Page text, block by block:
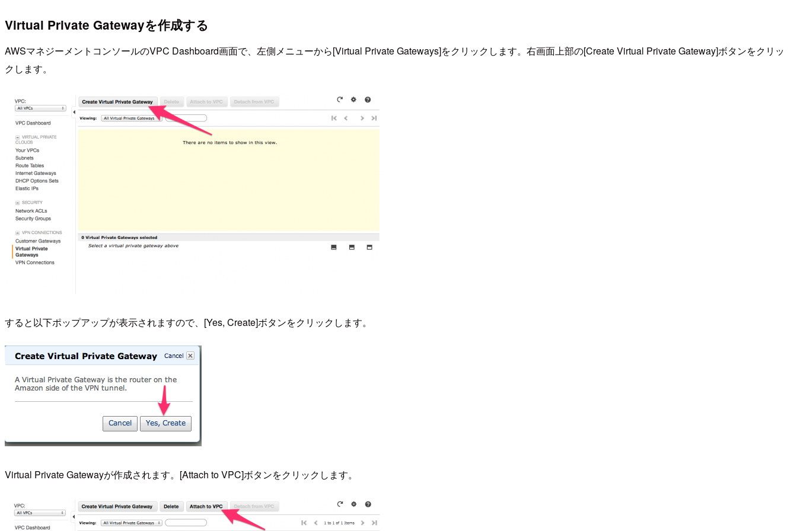
Virtual Private Gatewayを作成する
AWSマネジーメントコンソールのVPC Dashboard画面で、左側メニューから[Virtual Private Gateways]をクリックします。右画面上部の[Create Virtual Private Gateway]ボタンをクリッ
クします。
すると以下ポップアップが表示されますので、[Yes, Create]ボタンをクリックします。
Virtual Private Gatewayが作成されます。[Attach to VPC]ボタンをクリックします。